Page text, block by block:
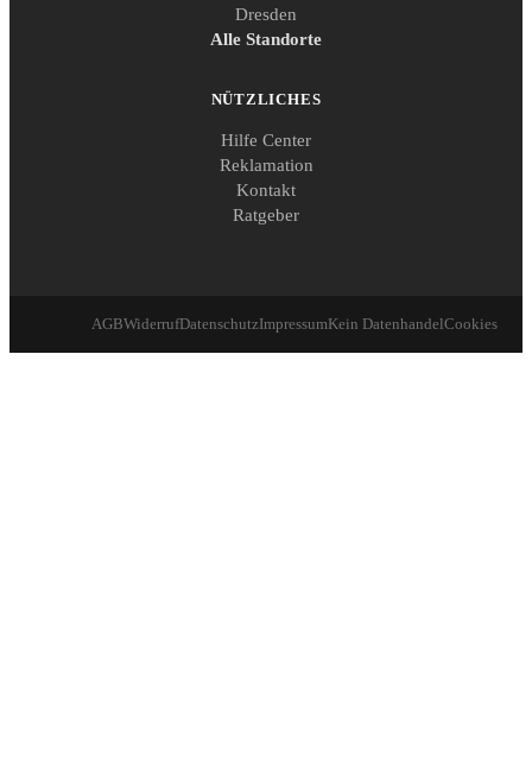
Dresden
Alle Standorte
NÜTZLICHES
Hilfe Center
Reklamation
Kontakt
Ratgeber
AGBWiderrufDatenschutzImpressumKein DatenhandelCookies